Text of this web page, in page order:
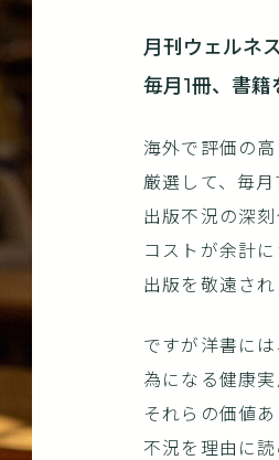
月刊ウェルネ
毎月1冊、書籍
海外で評価の
厳選して、毎月
出版不況の深刻
コストが余計
出版を敬遠され
ですが洋書に
為になる健康実
それらの価値あ
不況を理由に